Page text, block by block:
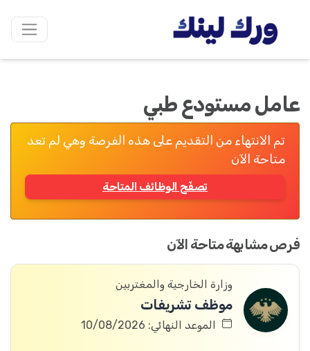
عامل مستودع طبي
تم الانتهاء من التقديم على هذه الفرصة وهي لم تعد
متاحة الآن
تصفّح الوظائف المتاحة
فرص مشابهة متاحة الآن
وزارة الخارجية والمغتربين
موظف تشريفات
الموعد النهائي: 10/08/2026